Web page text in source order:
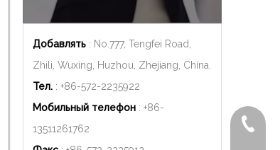
Добавлять : No.777, Tengfei Road,
Zhili, Wuxing, Huzhou, Zhejiang, China.
Тел. : +86-572-2235922
Мобильный телефон : +86-
13511261762
+86-